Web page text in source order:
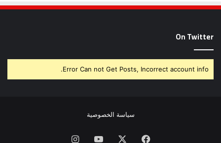
On Twitter
Error Can not Get Posts, Incorrect account info.
سياسة الخصوصية
فيسبوك يوتيوبانستقرام